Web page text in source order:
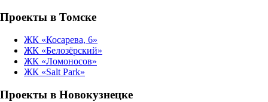
Проекты в Томске
ЖК «Косарева, 6»
ЖК «Белозёрский»
ЖК «Ломоносов»
ЖК «Salt Park»
Проекты в Новокузнецке